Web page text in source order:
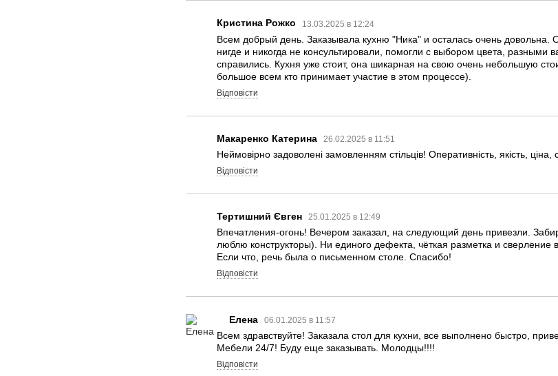
Кристина Рожко 13.03.2025 в 12:24
Всем добрый день. Заказывала кухню "Ника" и осталась очень
нигде и никогда не консультировали, помогли с выбором цвета,
справились. Кухня уже стоит, она шикарная на свою очень небольшую
большое всем кто принимает участие в этом процессе).
Відповісти
Макаренко Катерина 26.02.2025 в 11:51
Неймовірно задоволені замовленням стільців! Оперативність, якість,
Відповісти
Тертишний Євген 25.01.2025 в 12:49
Впечатления-огонь! Вечером заказал, на следующий день привезли.
люблю конструкторы). Ни единого дефекта, чёткая разметка и
Если что, речь была о письменном столе. Спасибо!
Відповісти
Елена 06.01.2025 в 11:57
Всем здравствуйте! Заказала стол для кухни, все выполнено быстро,
Мебели 24/7! Буду еще заказывать. Молодцы!!!!
Відповісти